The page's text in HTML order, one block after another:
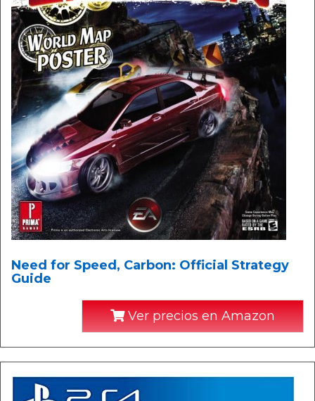
Need for Speed, Carbon: Official Strategy
Guide
Ver precios en Amazon